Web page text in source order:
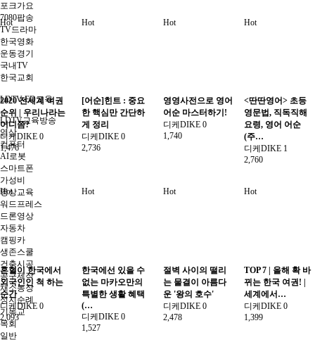
포크가요
7080팝송
TV드라마
한국영화
운동경기
국내TV
한국교회
LDTV-ED교육
LDTV교육방송
영상
컴퓨터
AI로봇
스마트폰
가성비
영상교육
워드프레스
드론영상
자동차
캠핑카
생존스쿨
건축시공
공구제작
채소농장
성지순례
기독교
목회
일반
Hot
2020 전세계 여권
순위 | 우리나라는
어디쯤?
디케DIKE 0
1,476
Hot
[어순]힌트 : 중요
한 핵심만 간단하
게 정리
디케DIKE 0
2,736
Hot
영영사전으로 영어
어순 마스터하기!
디케DIKE 0
1,740
Hot
<딴딴영어> 초등
영문법, 직독직해
요령, 영어 어순
(주…
디케DIKE 1
2,760
Hot
혼혈이 한국에서
외국인인 척 하는
순간
디케DIKE 0
2,093
Hot
한국에선 있을 수
없는 마카오만의
특별한 생활 혜택
(…
디케DIKE 0
1,527
Hot
절벽 사이의 떨리
는 물결이 아름다
운 '왕의 호수'
디케DIKE 0
2,478
Hot
TOP 7 | 올해 확 바
뀌는 한국 여권! |
세계에서…
디케DIKE 0
1,399